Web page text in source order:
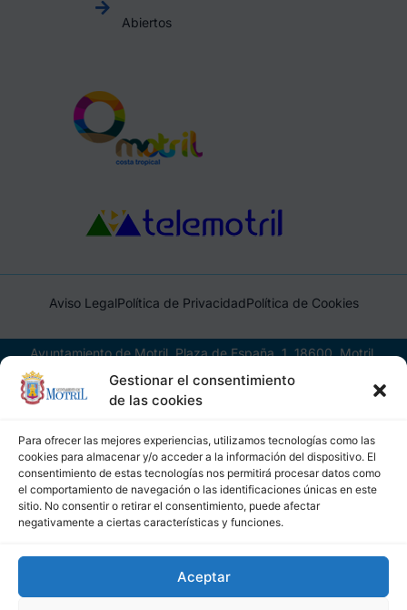
Gestionar el consentimiento
de las cookies
Para ofrecer las mejores experiencias, utilizamos tecnologías como las
cookies para almacenar y/o acceder a la información del dispositivo. El
consentimiento de estas tecnologías nos permitirá procesar datos como
el comportamiento de navegación o las identificaciones únicas en este
sitio. No consentir o retirar el consentimiento, puede afectar
negativamente a ciertas características y funciones.
Aceptar
Abiertos
Aviso LegalPolítica de PrivacidadPolítica de Cookies
Ayuntamiento de Motril, Plaza de España, 1, 18600, Motril,
(Granada), CIF: P1814200J, DIR3: L01181400